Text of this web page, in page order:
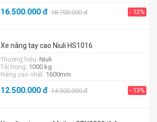
16.500.000đ 18.700.000đ - 12%
Xe nâng tay cao Niuli HS1016
Thương hiệu: Niuli
Tải trọng: 1000 kg
Nâng cao nhất: 1600mm
12.500.000đ 14.300.000đ - 13%